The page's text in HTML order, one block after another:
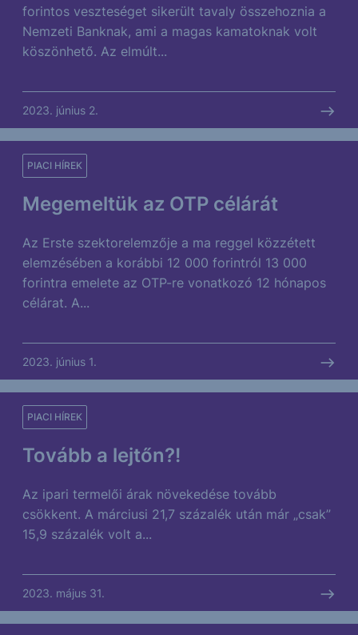
forintos veszteséget sikerült tavaly összehoznia a
Nemzeti Banknak, ami a magas kamatoknak volt
köszönhető. Az elmúlt...
2023. június 2.
Megemeltük az OTP célárát
PIACI HÍREK
Az Erste szektorelemzője a ma reggel közzétett
elemzésében a korábbi 12 000 forintról 13 000
forintra emelete az OTP-re vonatkozó 12 hónapos
célárat. A...
2023. június 1.
Tovább a lejtőn?!
PIACI HÍREK
Az ipari termelői árak növekedése tovább
csökkent. A márciusi 21,7 százalék után már „csak”
15,9 százalék volt a...
2023. május 31.